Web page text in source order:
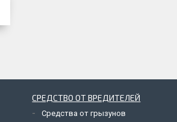
СРЕДСТВО ОТ ВРЕДИТЕЛЕЙ
Средства от грызунов